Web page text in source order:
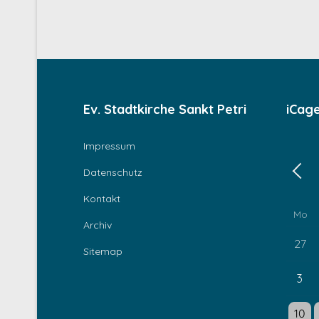
Ev. Stadtkirche Sankt Petri
Impressum
Datenschutz
Kontakt
Archiv
Sitemap
Mo
27
3
10